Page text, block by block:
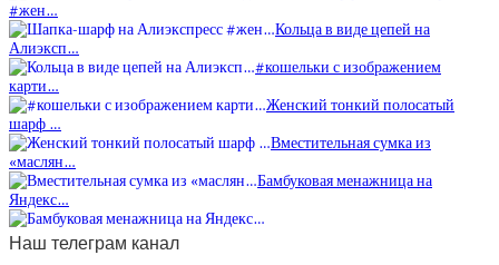
#жен…
Кольца в виде цепей на
Алиэксп…
#кошельки с изображением
карти…
Женский тонкий полосатый
шарф …
Вместительная сумка из
«маслян…
Бамбуковая менажница на
Яндекс…
Наш телеграм канал